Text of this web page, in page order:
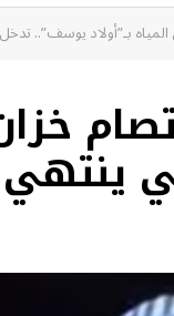
المياه بـ”أولاد يوسف”..
خزان